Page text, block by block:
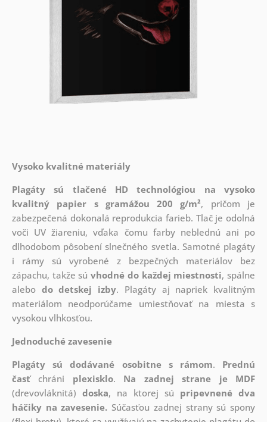
Vysoko kvalitné materiály
Plagáty sú tlačené HD technológiou na vysoko
kvalitný papier s gramážou 200 g/m², pričom je
zabezpečená dokonalá reprodukcia farieb. Tlač je odolná
voči UV žiareniu, vďaka čomu farby neblednú ani po
dlhodobom pôsobení slnečného svetla. Samotné plagáty
i rámy sú vyrobené z bezpečných materiálov bez
zápachu, takže súvhodné do každej miestnosti, spálne
alebo do detskej izby. Plagáty aj napriek kvalitným
materiálom neodporúčame umiestňovať na miesta s
vysokou vlhkosťou.
Jednoduché zavesenie
Plagáty sú dodávané osobitne s rámom. Prednú
časťchráni plexisklo. Na zadnej strane je
MDF
(drevovláknitá) doska, na ktorej sú pripevnené dva
háčiky na zavesenie.Súčasťou zadnej strany sú spony